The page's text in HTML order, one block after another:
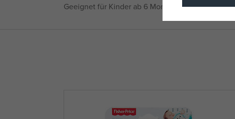
Geeignet für Kinder ab 6 Monaten